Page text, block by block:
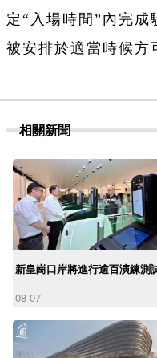
定“入場時間”內完
被安排於適當時候方
相關新聞
新皇崗口岸將進行逾百演練測
08-07